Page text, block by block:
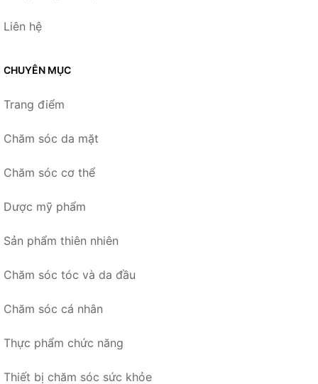
Liên hệ
CHUYÊN MỤC
Trang điểm
Chăm sóc da mặt
Chăm sóc cơ thể
Dược mỹ phẩm
Sản phẩm thiên nhiên
Chăm sóc tóc và da đầu
Chăm sóc cá nhân
Thực phẩm chức năng
Thiết bị chăm sóc sức khỏe